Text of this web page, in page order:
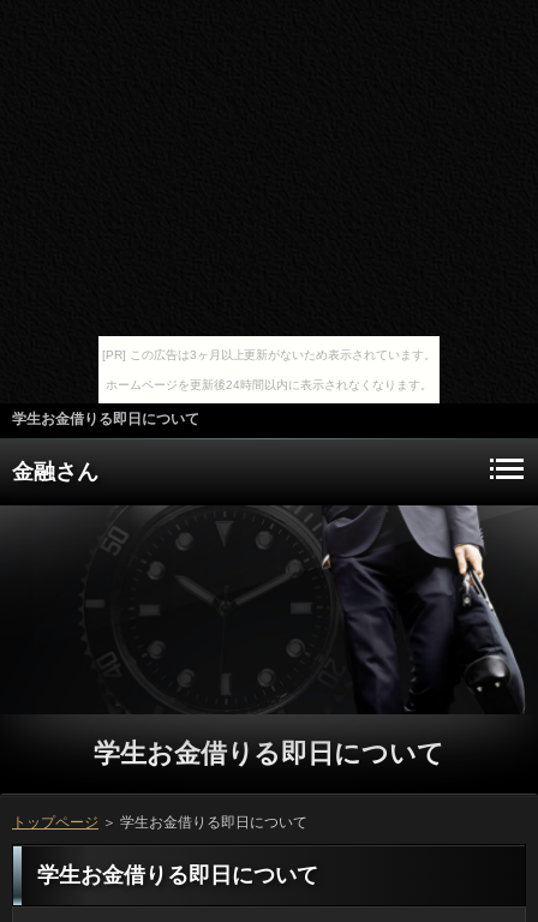
[PR] この広告は3ヶ月以上更新がないため表示されています。
ホームページを更新後24時間以内に表示されなくなります。
学生お金借りる即日について
金融さん
学生お金借りる即日について
トップページ ＞ 学生お金借りる即日について
学生お金借りる即日について